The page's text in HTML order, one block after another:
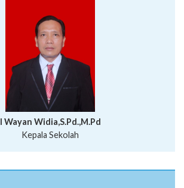
I Wayan Widia,S.Pd.,M.Pd
Kepala Sekolah